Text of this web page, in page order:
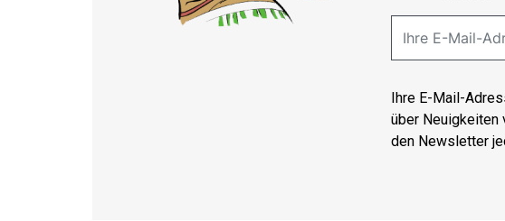
Ihre E-Mail-
über Neuigkeiten
den Newsletter